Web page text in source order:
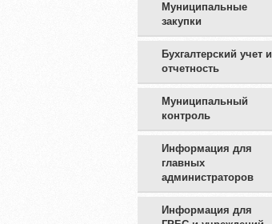
Муниципальные
закупки
Бухгалтерский учет и
отчетность
Муниципальный
контроль
Информация для
главных
администраторов
Информация для